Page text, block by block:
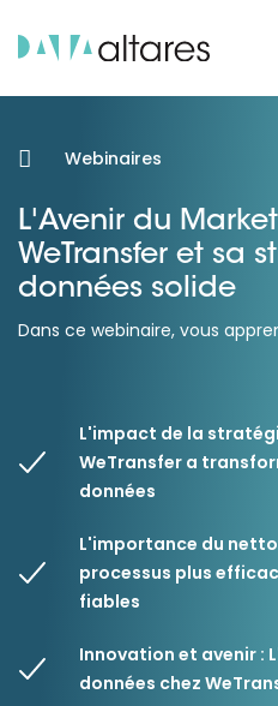
Webinaires
L'Avenir du
WeTransfer et sa
données solide
Dans ce webinaire, vous
L'impact de la
WeTransfer a
données
L'importance du
processus plus
fiables
Innovation et avenir :
données chez